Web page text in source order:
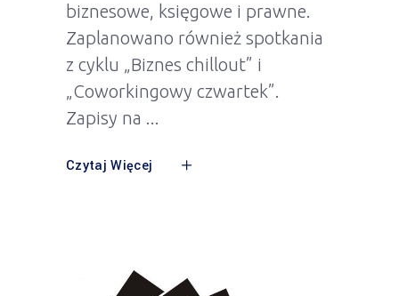
biznesowe, księgowe i prawne.
Zaplanowano również spotkania
z cyklu „Biznes chillout” i
„Coworkingowy czwartek”.
Zapisy na
Czytaj Więcej